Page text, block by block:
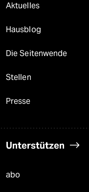
Aktuelles
Hausblog
Die Seitenwende
Stellen
Presse
Unterstützen
abo